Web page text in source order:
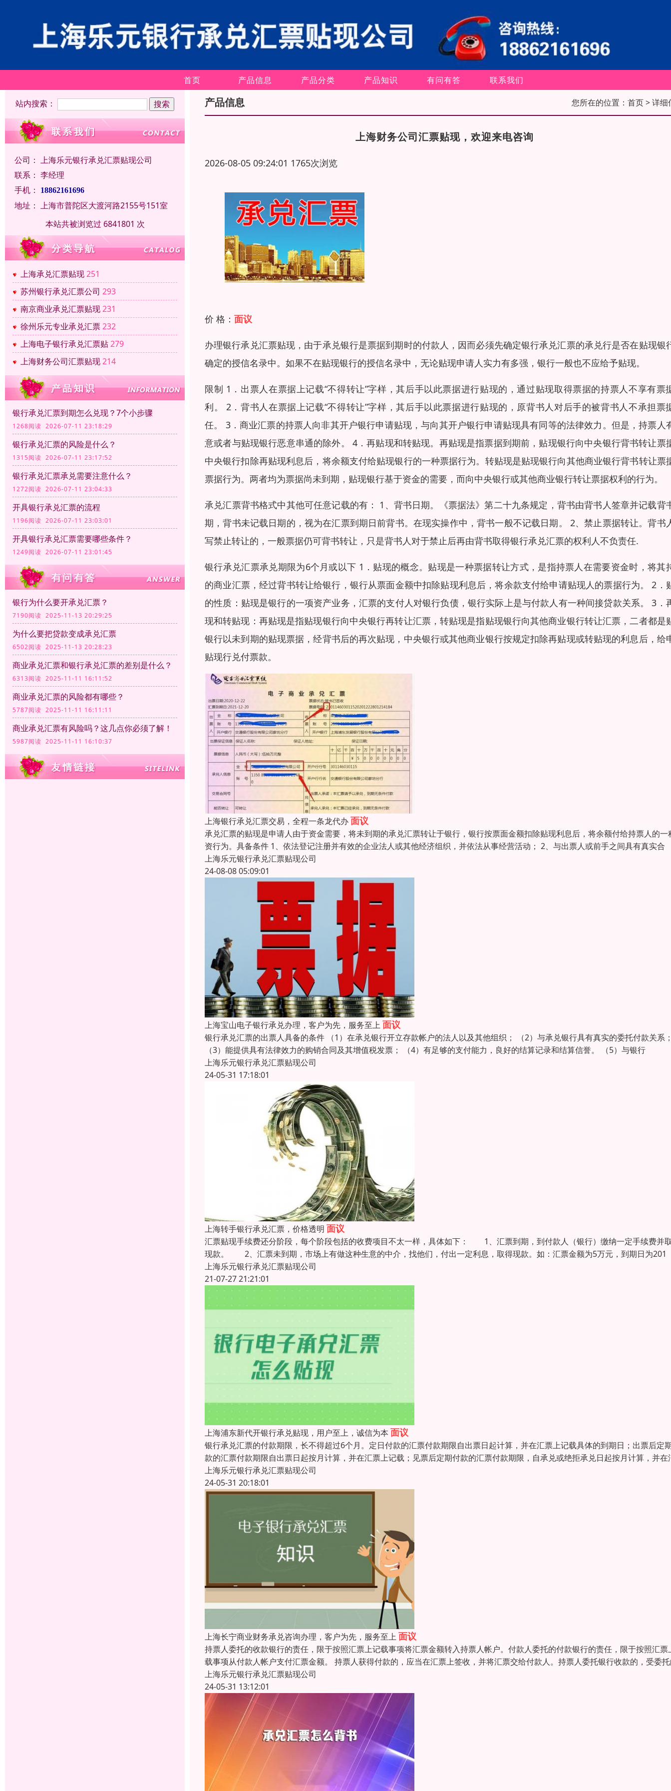
首页 产品信息 产品分类 产品知识 有问有答 联系我们
站内搜索：
公司： 上海乐元银行承兑汇票贴现公司
联系： 李经理
手机：
18862161696
地址： 上海市普陀区大渡河路2155号151室
本站共被浏览过 6841801 次
上海承兑汇票贴现251
苏州银行承兑汇票公司 293
南京商业承兑汇票贴现231
徐州乐元专业承兑汇票232
上海电子银行承兑汇票贴279
上海财务公司汇票贴现214
银行承兑汇票到期怎么兑现？7个小步骤
1268阅读 2026-07-11 23:18:29
银行承兑汇票的风险是什么？
1315阅读 2026-07-11 23:17:52
银行承兑汇票承兑需要注意什么？
1272阅读 2026-07-11 23:04:33
开具银行承兑汇票的流程
1196阅读 2026-07-11 23:03:01
开具银行承兑汇票需要哪些条件？
1249阅读 2026-07-11 23:01:45
银行为什么要开承兑汇票？
7190阅读 2025-11-13 20:29:25
为什么要把贷款变成承兑汇票
6502阅读 2025-11-13 20:28:23
商业承兑汇票和银行承兑汇票的差别是什么？
6313阅读 2025-11-11 16:11:52
商业承兑汇票的风险都有哪些？
5787阅读 2025-11-11 16:11:11
商业承兑汇票有风险吗？这几点你必须了解！
5987阅读 2025-11-11 16:10:37
产品信息 您所在的位置： 首页> 详细
上海财务公司汇票贴现，欢迎来电咨询
2026-08-05 09:24:01 1765次浏览
价 格： 面议
办理银行承兑汇票贴现，由于承兑银行是票据到期时的付款人，因而必须先确定银行承兑汇票的承兑行是否在贴现银
确定的授信名录中。如果不在贴现银行的授信名录中，无论贴现申请人实力有多强，银行一般也不应给予贴现。
限制 1．出票人在票据上记载“不得转让”字样，其后手以此票据进行贴现的，通过贴现取得票据的持票人不享有票
利。 2．背书人在票据上记载“不得转让”字样，其后手以此票据进行贴现的，原背书人对后手的被背书人不承担票
任。 3．商业汇票的持票人向非其开户银行申请贴现，与向其开户银行申请贴现具有同等的法律效力。但是，持票人
意或者与贴现银行恶意串通的除外。 4．再贴现和转贴现。再贴现是指票据到期前，贴现银行向中央银行背书转让票
中央银行扣除再贴现利息后，将余额支付给贴现银行的一种票据行为。转贴现是贴现银行向其他商业银行背书转让票
票据行为。两者均为票据尚未到期，贴现银行基于资金的需要，而向中央银行或其他商业银行转让票据权利的行为。
承兑汇票背书格式中其他可任意记载的有： 1、背书日期。《票据法》第二十九条规定，背书由背书人签章并记载背
期，背书未记载日期的，视为在汇票到期日前背书。在现实操作中，背书一般不记载日期。 2、禁止票据转让。背书
写禁止转让的，一般票据仍可背书转让，只是背书人对于禁止后再由背书取得银行承兑汇票的权利人不负责任.
银行承兑汇票承兑期限为6个月或以下 1．贴现的概念。贴现是一种票据转让方式，是指持票人在需要资金时，将其
的商业汇票，经过背书转让给银行，银行从票面金额中扣除贴现利息后，将余款支付给申请贴现人的票据行为。 2．
的性质：贴现是银行的一项资产业务，汇票的支付人对银行负债，银行实际上是与付款人有一种间接贷款关系。 3．
现和转贴现：再贴现是指贴现银行向中央银行再转让汇票，转贴现是指贴现银行向其他商业银行转让汇票，二者都是
银行以未到期的贴现票据，经背书后的再次贴现，中央银行或其他商业银行按规定扣除再贴现或转贴现的利息后，给
贴现行兑付票款。
上海银行承兑汇票交易，全程一条龙代办面议
承兑汇票的贴现是申请人由于资金需要，将未到期的承兑汇票转让于银行，银行按票面金额扣除贴现利息后，将余额付给持票人的一
资行为。具备条件 1、依法登记注册并有效的企业法人或其他经济组织，并依法从事经营活动； 2、与出票人或前手之间具有真实合
上海乐元银行承兑汇票贴现公司
24-08-08 05:09:01
上海宝山电子银行承兑办理，客户为先，服务至上 面议
银行承兑汇票的出票人具备的条件 （1）在承兑银行开立存款帐户的法人以及其他组织； （2）与承兑银行具有真实的委托付款关系
（3）能提供具有法律效力的购销合同及其增值税发票； （4）有足够的支付能力，良好的结算记录和结算信誉。 （5）与银行
上海乐元银行承兑汇票贴现公司
24-05-31 17:18:01
上海转手银行承兑汇票，价格透明 面议
汇票贴现手续费还分阶段，每个阶段包括的收费项目不太一样，具体如下： 1、汇票到期，到付款人（银行）缴纳一定手续费并
现款。 2、汇票未到期，市场上有做这种生意的中介，找他们，付出一定利息，取得现款。如：汇票金额为5万元，到期日为201
上海乐元银行承兑汇票贴现公司
21-07-27 21:21:01
上海浦东新代开银行承兑贴现，用户至上，诚信为本 面议
银行承兑汇票的付款期限，长不得超过6个月。定日付款的汇票付款期限自出票日起计算，并在汇票上记载具体的到期日；出票后定
款的汇票付款期限自出票日起按月计算，并在汇票上记载；见票后定期付款的汇票付款期限，自承兑或绝拒承兑日起按月计算，并在
上海乐元银行承兑汇票贴现公司
24-05-31 20:18:01
上海长宁商业财务承兑咨询办理，客户为先，服务至上 面议
持票人委托的收款银行的责任，限于按照汇票上记载事项将汇票金额转入持票人帐户。付款人委托的付款银行的责任，限于按照汇票
载事项从付款人帐户支付汇票金额。 持票人获得付款的，应当在汇票上签收，并将汇票交给付款人。持票人委托银行收款的，受委
上海乐元银行承兑汇票贴现公司
24-05-31 13:12:01